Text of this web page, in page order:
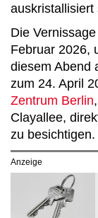
auskristallisiert
Die
Februar 2026,
diesem Abend
zum 24. April
Zentrum Berlin
Clayallee,
zu besichtigen.
Anzeige